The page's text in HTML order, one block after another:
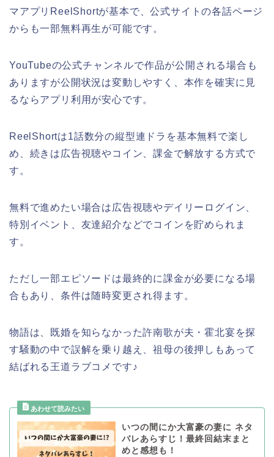
マアプリReelShortが基本で、公式サイトの各話ページ
からも一部無料再生が可能です。
YouTubeの公式チャンネルで作品が公開される場合も
ありますが公開状況は変動しやすく、本作を確実に見
るならアプリ利用が安心です。
ReelShortは1話数分の縦型連ドラを基本無料で楽し
め、続きは広告視聴やコイン、課金で解放する方式で
す。
無料で進めたい場合は広告視聴やデイリーログイン、
特別イベント、友達紹介などでコインを貯められま
す。
ただし一部エピソードは最終的に課金が必要になる場
合もあり、条件は随時変更され得ます。
物語は、既婚を知らなかった許南歌が夫・霍北宴を探
す騒動の中で誤解を乗り越え、祖母の後押しもあって
結ばれる王道ラブコメです♪
いつの間にか大富豪の妻に ネタ
バレあらすじ！最終回結末まと
めと感想も！